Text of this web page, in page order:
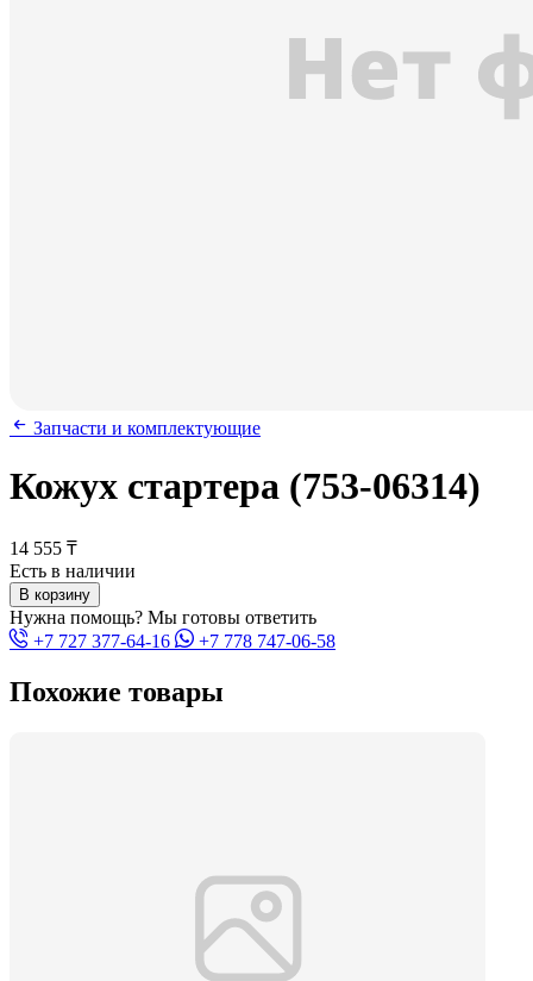
Запчасти и комплектующие
Кожух стартера (753-06314)
14 555 ₸
Есть в наличии
В корзину
Нужна помощь? Мы готовы ответить
+7 727 377-64-16
+7 778 747-06-58
Похожие товары